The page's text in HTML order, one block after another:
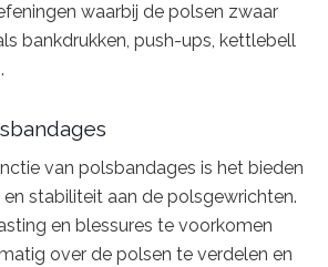
waarbij de polsen zwaar
bankdrukken, push-ups, kettlebell
van polsbandages is het bieden
stabiliteit aan de polsgewrichten.
en blessures te voorkomen
over de polsen te verdelen en